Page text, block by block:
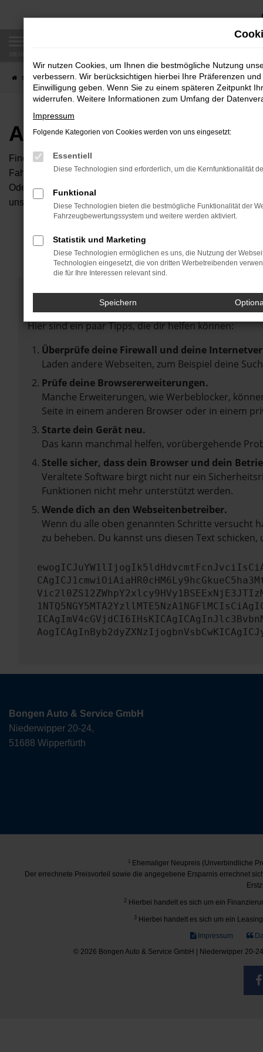
Zum
Startseite Fahrzeugangebote Autobörse
Autobörse
Finden Sie Ihren neuen Traumwagen bei uns. Dafür haben
Fahrzeuge an, die bei uns auf dem Hof stehen. Dann
Oder Sie klicken auf den Button Autobörse und Sie haben
unserem Händlernetzwerk. Diese Fahrzeuge können wir
Fehler: Network Error
Beim Laden ist ein Fehler aufgetreten.
Hier sind ein paar Tipps, die dir helfen können:
Überprüfe deine Firewall und deine
Laden andere Webseiten, zum Beispiel deine
Prüfe deine Browsererweiterungen.
Manche Erweiterungen, wie Werbeblocker,
Seite in einem anderen Browser oder in einem
Starte dein Gerät neu.
Das kann manchmal helfen, vorübergehende
Stelle sicher, dass dein Browser und dein
Veraltete Software birgt nicht nur ein
Funktionen nicht mehr unterstützt werden.
Wende dich an den Webseitenbetreiber.
Wenn du alle oben genannten Schritte versucht
zu beheben. Du kannst uns diesen Text
Bongen Auto & Service GmbH
Niederwipper 20-24,
51688 Wipperfürth
1Ehemaliger Neupreis (Unverbindliche
Der errechnete Preisvorteil sowie die angegebene Ersparnis errechnet
2 Hierbei handelt es sich um ein
3 Hierbei handelt es sich um ein
Impressum
© 2026 Bongen Auto & Service GmbH | Niederwipper 20-
Wir nutzen Cookies, um Ihnen die bestmögliche Nutzung
verbessern. Wir berücksichtigen hierbei Ihre Präferenzen
Einwilligung geben. Wenn Sie zu einem späteren Zeitpunkt
widerrufen. Weitere Informationen zum Umfang der
Impressum
Folgende Kategorien von Cookies werden von uns eingesetzt:
Essentiell
Diese Technologien sind erforderlich, um die Kernfunktionalität
Funktional
Diese Technologien bieten die bestmögliche Funktionalität der
Fahrzeugbewertungssystem und weitere werden aktiviert.
Statistik und Marketing
Diese Technologien ermöglichen es uns, die Nutzung der
Technologien eingesetzt, die von dritten Werbetreibenden
die für Ihre Interessen relevant sind.
Speichern